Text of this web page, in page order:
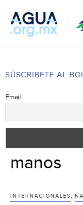
SÚSCRIBETE AL
Email
manos
INTERNACIONALES ,